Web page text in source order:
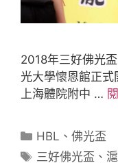
2018年三好佛光
光大學懷恩館正
上海體院附中 …
HBL 、佛光盃
三好佛光盃 、